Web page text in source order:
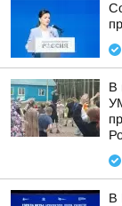
В
В